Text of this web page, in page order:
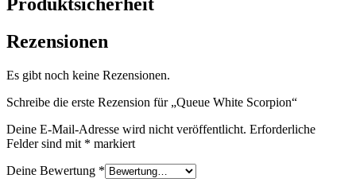
Rezensionen
Es gibt noch keine Rezensionen.
Schreibe die erste Rezension für „Queue White Scorpion“
Deine E-Mail-Adresse wird nicht veröffentlicht. Erforderliche
Felder sind mit * markiert
Deine Bewertung *